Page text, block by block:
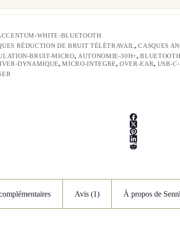
WHITE-BLUETOOTH
RÉDUCTION DE BRUIT TÉLÉTRAVAIL,CASQUES
BRUIT-MICRO, AUTONOMIE-30H+,
DYNAMIQUE,MICRO-INTEGRE,OVER-EAR, USB-
Avis (1) À propos de